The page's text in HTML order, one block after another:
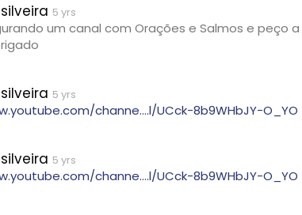
5 yrs
um canal com Orações e Salmos e peço
5 yrs
channe....l/UCck-8b9WHbJY-O_YO
5 yrs
channe....l/UCck-8b9WHbJY-O_YO